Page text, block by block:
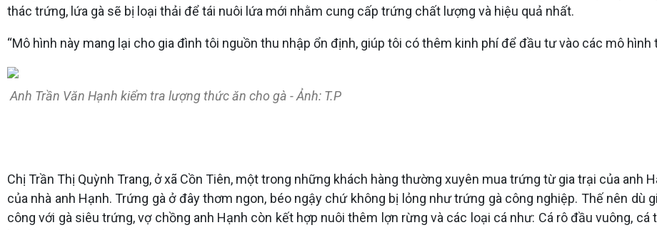
thác trứng, lứa gà sẽ bị loại thải để tái nuôi lứa mới nhằm cung cấp trứng chất lượng và hiệu quả nhất.
“Mô hình này mang lại cho gia đình tôi nguồn thu nhập ổn định, giúp tôi có thêm kinh phí để đầu tư vào các mô
Anh Trần Văn Hạnh kiểm tra lượng thức ăn cho gà - Ảnh: T.P
Chị Trần Thị Quỳnh Trang, ở xã Cồn Tiên, một trong những khách hàng thường xuyên mua trứng từ gia trại của anh
của nhà anh Hạnh. Trứng gà ở đây thơm ngon, béo ngậy chứ không bị lỏng như trứng gà công nghiệp. Thế nên dù
công với gà siêu trứng, vợ chồng anh Hạnh còn kết hợp nuôi thêm lợn rừng và các loại cá như: Cá rô đầu vuông,